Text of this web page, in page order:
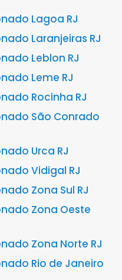
Lagoa RJ
Laranjeiras RJ
Leblon RJ
Leme RJ
Rocinha RJ
São Conrado
Urca RJ
Vidigal RJ
Zona Sul RJ
Zona Oeste
Zona Norte RJ
Rio de Janeiro